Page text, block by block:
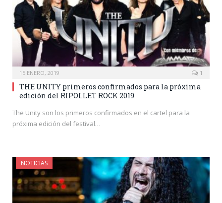
15 ENERO, 2019 1
THE UNITY primeros confirmados para la próxima
edición del RIPOLLET ROCK 2019
The Unity son los primeros confirmados en el cartel para la
próxima edición del festival…
NOTICIAS